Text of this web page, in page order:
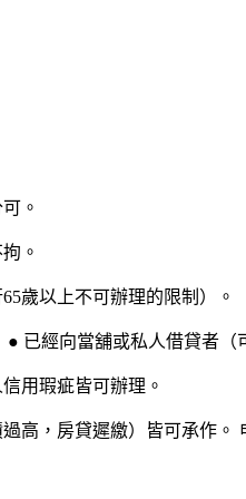
。
。
歲以上不可辦理的限制）。
已經向當舖或私人借貸者（
用瑕疵皆可辦理。
高，房貸遲繳）皆可承作。